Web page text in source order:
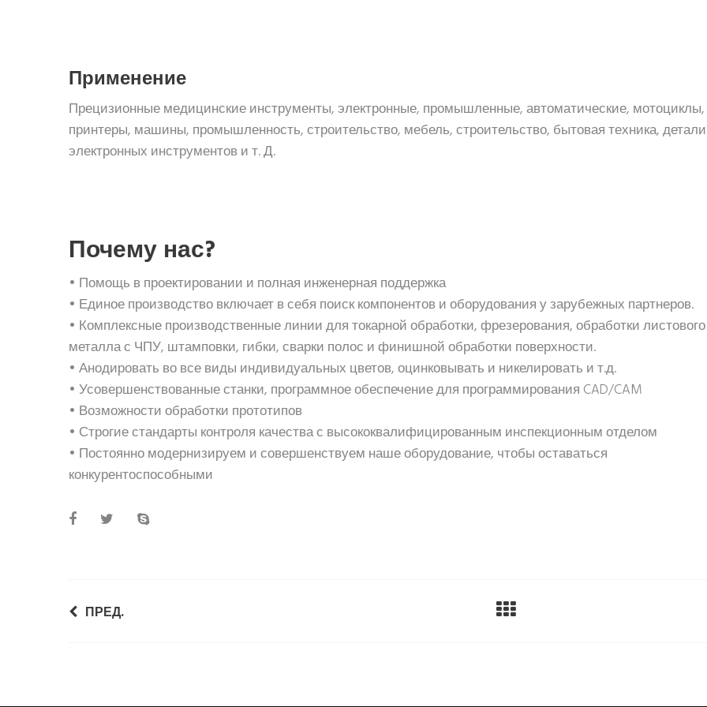
Применение
Прецизионные медицинские инструменты, электронные, промышленные, автоматические, мотоциклы,
принтеры, машины, промышленность, строительство, мебель, строительство, бытовая техника, детали
электронных инструментов и т. Д.
Почему нас?
• Помощь в проектировании и полная инженерная поддержка
• Единое производство включает в себя поиск компонентов и оборудования у зарубежных партнеров.
• Комплексные производственные линии для токарной обработки, фрезерования, обработки листового
металла с ЧПУ, штамповки, гибки, сварки полос и финишной обработки поверхности.
• Анодировать во все виды индивидуальных цветов, оцинковывать и никелировать и т.д.
• Усовершенствованные станки, программное обеспечение для программирования CAD/CAM
• Возможности обработки прототипов
• Строгие стандарты контроля качества с высококвалифицированным инспекционным отделом
• Постоянно модернизируем и совершенствуем наше оборудование, чтобы оставаться
конкурентоспособными
ПРЕД.